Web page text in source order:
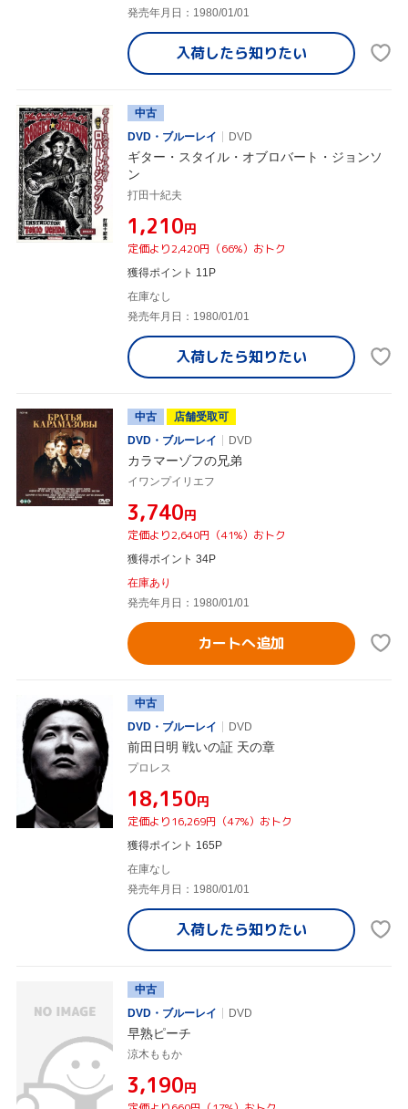
発売年月日：1980/01/01
入荷したら知りたい
中古
DVD・ブルーレイ
DVD
ギター・スタイル・オブロバート・ジョンソ
ン
打田十紀夫
¥1,210円
定価より2,420円（66%）おトク
獲得ポイント 11P
在庫なし
発売年月日：1980/01/01
入荷したら知りたい
中古
店舗受取可
DVD・ブルーレイ
DVD
カラマーゾフの兄弟
イワンプイリエフ
¥3,740円
定価より2,640円（41%）おトク
獲得ポイント 34P
在庫あり
発売年月日：1980/01/01
カートへ追加
中古
DVD・ブルーレイ
DVD
前田日明 戦いの証 天の章
プロレス
¥18,150円
定価より16,269円（47%）おトク
獲得ポイント 165P
在庫なし
発売年月日：1980/01/01
入荷したら知りたい
中古
DVD・ブルーレイ
DVD
早熟ピーチ
涼木ももか
¥3,190円